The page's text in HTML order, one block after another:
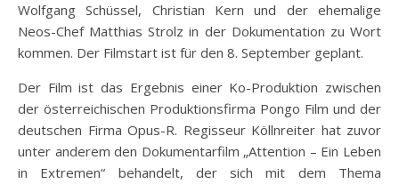
Wolfgang Schüssel, Christian Kern und der ehemalige
Neos-Chef Matthias Strolz in der Dokumentation zu Wort
kommen. Der Filmstart ist für den 8. September geplant.
Der Film ist das Ergebnis einer Ko-Produktion zwischen
der österreichischen Produktionsfirma Pongo Film und der
deutschen Firma Opus-R. Regisseur Köllnreiter hat zuvor
unter anderem den Dokumentarfilm „Attention – Ein Leben
in Extremen“ behandelt, der sich mit dem Thema